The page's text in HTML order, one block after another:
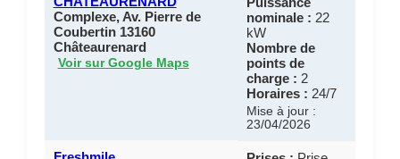
Complexe, Av. Pierre de
Coubertin 13160
Châteaurenard
Voir sur Google Maps
nominale : 22
kW
Nombre de
points de
charge : 2
Horaires : 24/7
Mise à jour :
23/04/2026